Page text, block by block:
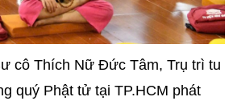
cô Thích Nữ Đức Tâm, Trụ trì tu
quý Phật tử tại TP.HCM phát